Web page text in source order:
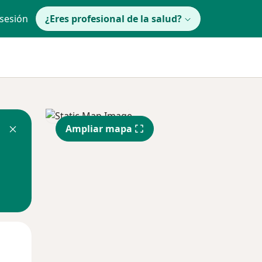
¿Eres profesional de la salud?
Ampliar mapa